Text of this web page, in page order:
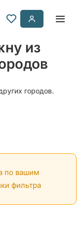
из
городов.
по вашим
фильтра